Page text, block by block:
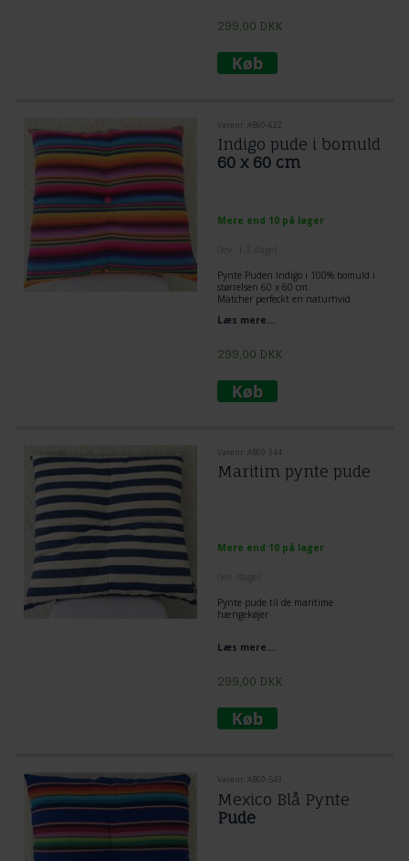
299,00 DKK
Varenr. AB60-622
Indigo pude i bomuld
60 x 60 cm
Mere end 10 på lager
Pynte Puden Indigo i 100% bomuld i
størrelsen 60 x 60 cm.
Matcher perfeckt en naturhvid
og glæde til omgivelser. Super glade
Læs mere...
299,00 DKK
Varenr. AB60-344
Maritim pynte pude
Mere end 10 på lager
Pynte pude til de maritime
hængekøjer
Læs mere...
299,00 DKK
Varenr. AB60-543
Mexico Blå Pynte
Pude